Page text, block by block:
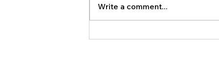
Canada confirms Chinese
Write a comment...